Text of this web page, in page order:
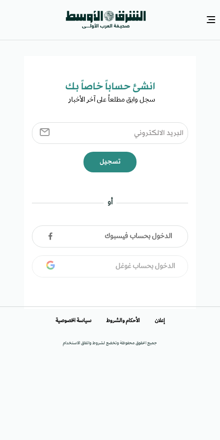
انشئ حساباً خاصاً بك​
سجل وابق مطلعاً على آخر الأخبار ​
تسجيل
أو
الدخول بحساب فيسبوك
الدخول بحساب غوغل
جميع الحقوق محفوظة وتخضع لشروط واتفاق الاستخدام
إعلان الأحكام والشروط سياسة الخصوصية